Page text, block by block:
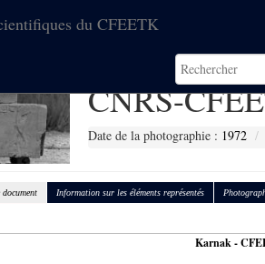
du CFEETK
CNRS-
Date de la photographie : 1972
Information sur les éléments représentés